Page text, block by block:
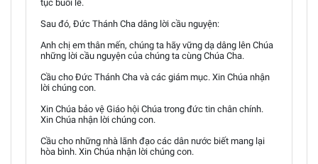
tục buổi lễ.
Sau đó, Đức Thánh Cha dâng lời cầu nguyện:
Anh chị em thân mến, chúng ta hãy vững dạ dâng lên Chúa
những lời cầu nguyện của chúng ta cùng Chúa Cha.
Cầu cho Đức Thánh Cha và các giám mục. Xin Chúa nhận
lời chúng con.
Xin Chúa bảo vệ Giáo hội Chúa trong đức tin chân chính.
Xin Chúa nhận lời chúng con.
Cầu cho những nhà lãnh đạo các dân nước biết mang lại
hòa bình. Xin Chúa nhận lời chúng con.